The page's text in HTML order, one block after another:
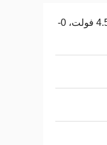
4- 20 مللي أمبير، 0-5 فولت، 1-5 فولت، 0.5-4.5 فولت، 0-